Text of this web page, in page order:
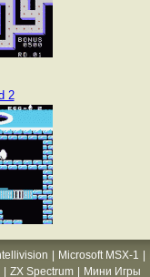
2
Microsoft MSX-1
ZX Spectrum Мини Игры